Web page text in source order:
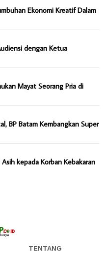
Ekonomi Kreatif Dalam
dengan Ketua
Mayat Seorang Pria di
BP Batam Kembangkan Super
kepada Korban Kebakaran
TENTANG